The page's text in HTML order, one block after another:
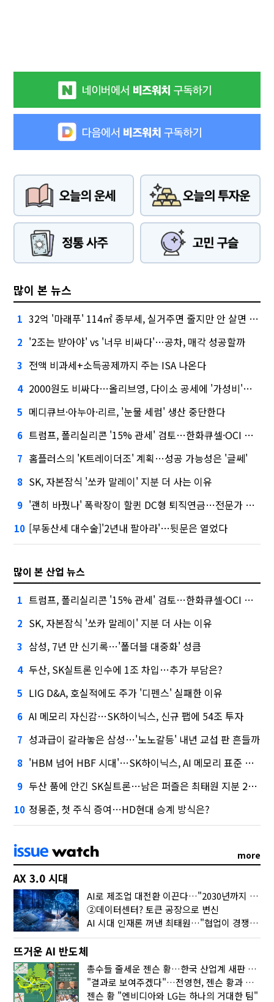
많이 본 뉴스
1 32억 '마래푸' 114㎡ 종부세, 실거주면 줄지만 안 살면 2.5배
2 '2조는 받아야' vs '너무 비싸다'…공차, 매각 성공할까
3 전액 비과세+소득공제까지 주는 ISA 나온다
4 2000원도 비싸다…올리브영, 다이소 공세에 '가성비'로 맞불
5 메디큐브·아누아·리르, '눈물 세럼' 생산 중단한다
6 트럼프, 폴리실리콘 '15% 관세' 검토…한화큐셀·OCI 영향은?
7 홈플러스의 'K트레이더조' 계획…성공 가능성은 '글쎄'
8 SK, 자본잠식 '쏘카 말레이' 지분 더 사는 이유
9 '괜히 바꿨나' 폭락장이 할퀸 DC형 퇴직연금…전문가 조언은
10 [부동산세 대수술]'2년내 팔아라'…뒷문은 열었다
많이 본 산업 뉴스
1 트럼프, 폴리실리콘 '15% 관세' 검토…한화큐셀·OCI 영향은?
2 SK, 자본잠식 '쏘카 말레이' 지분 더 사는 이유
3 삼성, 7년 만 신기록…'폴더블 대중화' 성큼
4 두산, SK실트론 인수에 1조 차입…추가 부담은?
5 LIG D&A, 호실적에도 주가 '디펜스' 실패한 이유
6 AI 메모리 자신감…SK하이닉스, 신규 팹에 54조 투자
7 성과급이 갈라놓은 삼성…'노노갈등' 내년 교섭 판 흔들까
8 'HBM 넘어 HBF 시대'…SK하이닉스, AI 메모리 표준 선점 나섰다
9 두산 품에 안긴 SK실트론…남은 퍼즐은 최태원 지분 29.4%
10 정몽준, 첫 주식 증여…HD현대 승계 방식은?
more
AX 3.0 시대
AI로 제조업 대전환 이끈다…"2030년까지 민관합동 20조 투자"
②데이터센터? 토큰 공장으로 변신
AI 시대 인재론 꺼낸 최태원…"협업이 경쟁력"
뜨거운 AI 반도체
총수들 줄세운 젠슨 황…한국 산업계 새판 짰다
"결과로 보여주겠다"…전영현, 젠슨 황과 HBM5 논의
젠슨 황 "엔비디아와 LG는 하나의 거대한 팀"